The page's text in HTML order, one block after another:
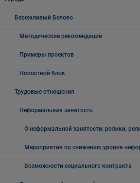
Бережливый Белово
Методические рекомендации
Примеры проектов
Новостной блок
Трудовые отношения
Неформальная занятость
О неформальной занятости: ролики,
Мероприятия по снижению уровня
Возможности социального контракта